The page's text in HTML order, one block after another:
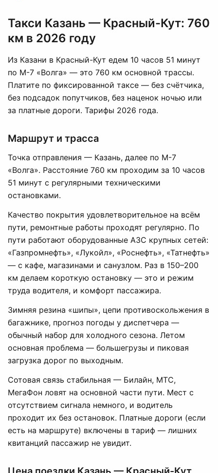
Такси Казань — Красный-Кут: 760
км в 2026 году
Из Казани в Красный-Кут едем 10 часов 51 минут
по М-7 «Волга» — это 760 км основной трассы.
Платите по фиксированной таксе — без счётчика,
без подсадок попутчиков, без наценок ночью или
за платные дороги. Тарифы 2026 года.
Маршрут и трасса
Точка отправления — Казань, далее по М-7
«Волга». Расстояние 760 км проходим за 10 часов
51 минут с регулярными техническими
остановками.
Качество покрытия удовлетворительное на всём
пути, ремонтные работы проходят регулярно. По
пути работают оборудованные АЗС крупных сетей:
«Газпромнефть», «Лукойл», «Роснефть», «Татнефть»
— с кафе, магазинами и санузлом. Раз в 150–200
км делаем короткую остановку — это и режим
труда водителя, и комфорт пассажира.
Зимняя резина «шипы», цепи противоскольжения в
багажнике, прогноз погоды у диспетчера —
обычный набор для холодного сезона. Летом
основная проблема — большегрузы и пиковая
загрузка дорог по выходным.
Сотовая связь стабильная — Билайн, МТС,
МегаФон ловят на основной части пути. Мест с
отсутствием сигнала немного, и водитель
проходит их без остановок. Платные дороги (если
есть на маршруте) включены в тариф — лишних
квитанций пассажир не увидит.